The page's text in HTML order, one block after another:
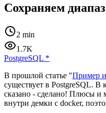
Сохраняем
2 min
1.7K
PostgreSQL *
В прошлой статье "Пример
существует в PostgreSQL. В
сказано - сделано! Плюсы и
внутри демки с docker,